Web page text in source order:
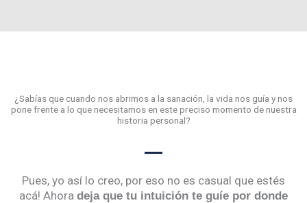
¿Sabías que cuando nos abrimos a la sanación, la vida nos guía y nos
pone frente a lo que necesitamos en este preciso momento de nuestra
historia personal?
Pues, yo así lo creo, por eso no es casual que estés
acá! Ahora deja que tu intuición te guíe por donde